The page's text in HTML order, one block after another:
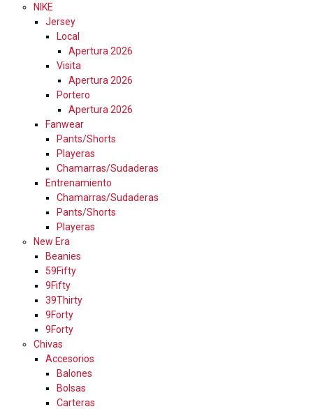
NIKE
Jersey
Local
Apertura 2026
Visita
Apertura 2026
Portero
Apertura 2026
Fanwear
Pants/Shorts
Playeras
Chamarras/Sudaderas
Entrenamiento
Chamarras/Sudaderas
Pants/Shorts
Playeras
New Era
Beanies
59Fifty
9Fifty
39Thirty
9Forty
9Forty
Chivas
Accesorios
Balones
Bolsas
Carteras